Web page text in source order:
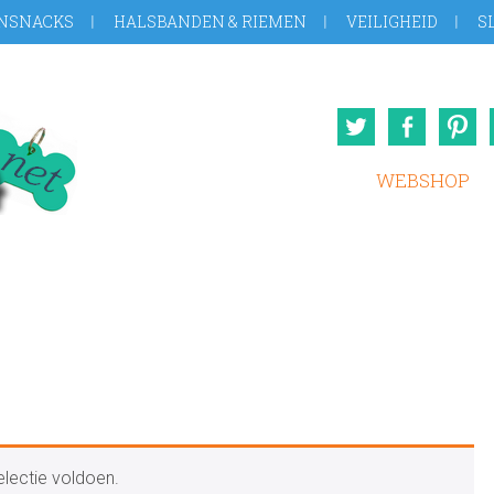
HALSBANDEN & RIEMEN VEILIGHEID
Twitter
WEBSHOP
voldoen.